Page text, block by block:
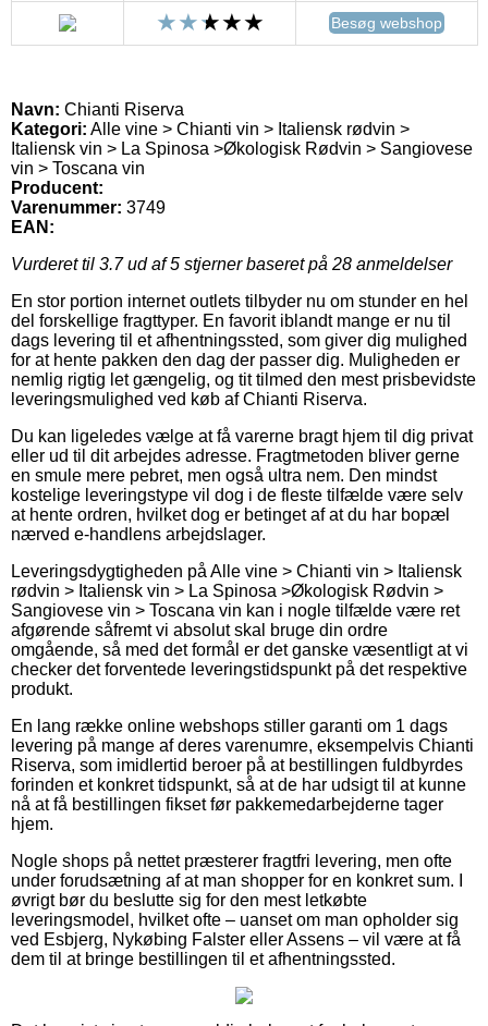
Besøg webshop
Navn: Chianti Riserva
Kategori: Alle vine > Chianti vin > Italiensk rødvin >
Italiensk vin > La Spinosa >Økologisk Rødvin > Sangiovese
vin > Toscana vin
Producent:
Varenummer: 3749
EAN:
Vurderet til 3.7ud af 5 stjerner baseret på 28 anmeldelser
En stor portion internet outlets tilbyder nu om stunder en hel
del forskellige fragttyper. En favorit iblandt mange er nu til
dags levering til et afhentningssted, som giver dig mulighed
for at hente pakken den dag der passer dig. Muligheden er
nemlig rigtig let gængelig, og tit tilmed den mest prisbevidste
leveringsmulighed ved køb af Chianti Riserva.
Du kan ligeledes vælge at få varerne bragt hjem til dig privat
eller ud til dit arbejdes adresse. Fragtmetoden bliver gerne
en smule mere pebret, men også ultra nem. Den mindst
kostelige leveringstype vil dog i de fleste tilfælde være selv
at hente ordren, hvilket dog er betinget af at du har bopæl
nærved e-handlens arbejdslager.
Leveringsdygtigheden på Alle vine > Chianti vin > Italiensk
rødvin > Italiensk vin > La Spinosa >Økologisk Rødvin >
Sangiovese vin > Toscana vin kan i nogle tilfælde være ret
afgørende såfremt vi absolut skal bruge din ordre
omgående, så med det formål er det ganske væsentligt at vi
checker det forventede leveringstidspunkt på det respektive
produkt.
En lang række online webshops stiller garanti om 1 dags
levering på mange af deres varenumre, eksempelvis Chianti
Riserva, som imidlertid beroer på at bestillingen fuldbyrdes
forinden et konkret tidspunkt, så at de har udsigt til at kunne
nå at få bestillingen fikset før pakkemedarbejderne tager
hjem.
Nogle shops på nettet præsterer fragtfri levering, men ofte
under forudsætning af at man shopper for en konkret sum. I
øvrigt bør du beslutte sig for den mest letkøbte
leveringsmodel, hvilket ofte – uanset om man opholder sig
ved Esbjerg, Nykøbing Falster eller Assens – vil være at få
dem til at bringe bestillingen til et afhentningssted.